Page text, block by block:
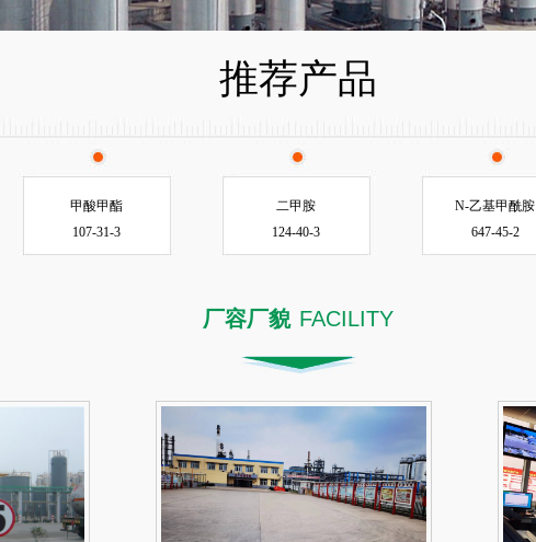
推荐产品
甲酸甲酯
107-31-3
二甲胺
124-40-3
N-乙基甲酰胺
647-45-2
厂容厂貌 FACILITY